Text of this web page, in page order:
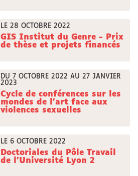
LE 28 OCTOBRE 2022
GIS Institut du Genre - Prix
de thèse et projets financés
DU 7 OCTOBRE 2022 AU 27 JANVIER
2023
Cycle de conférences sur les
mondes de l'art face aux
violences sexuelles
LE 6 OCTOBRE 2022
Doctoriales du Pôle Travail
de l'Université Lyon 2